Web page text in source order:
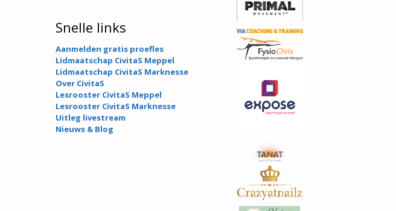
Snelle links
Aanmelden gratis proefles
Lidmaatschap CivitaS Meppel
Lidmaatschap CivitaS Marknesse
Over CivitaS
Lesrooster CivitaS Meppel
Lesrooster CivitaS Marknesse
Uitleg livestream
Nieuws & Blog